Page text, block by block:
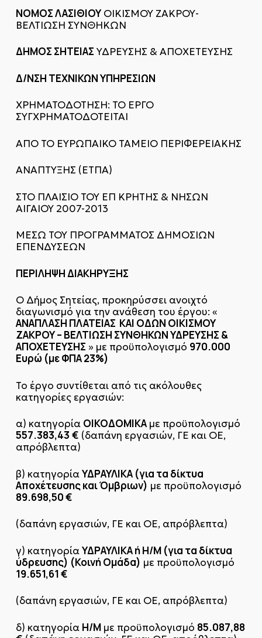
ΝΟΜΟΣ ΛΑΣΙΘΙΟΥΟΙΚΙΣΜΟΥ ΖΑΚΡΟΥ-
ΒΕΛΤΙΩΣΗ ΣΥΝΘΗΚΩΝ
ΔΗΜΟΣ ΣΗΤΕΙΑΣ ΥΔΡΕΥΣΗΣ & ΑΠΟΧΕΤΕΥΣΗΣ
Δ/ΝΣΗ ΤΕΧΝΙΚΩΝ ΥΠΗΡΕΣΙΩΝ
ΧΡΗΜΑΤΟΔΟΤΗΣΗ: ΤΟ ΕΡΓΟ
ΣΥΓΧΡΗΜΑΤΟΔΟΤΕΙΤΑΙ
ΑΠΟ ΤΟ ΕΥΡΩΠΑΙΚΟ ΤΑΜΕΙΟ ΠΕΡΙΦΕΡΕΙΑΚΗΣ
ΑΝΑΠΤΥΞΗΣ (ΕΤΠΑ)
ΣΤΟ ΠΛΑΙΣΙΟ ΤΟΥ ΕΠ ΚΡΗΤΗΣ & ΝΗΣΩΝ
ΑΙΓΑΙΟΥ 2007-2013
ΜΕΣΩ ΤΟΥ ΠΡΟΓΡΑΜΜΑΤΟΣ ΔΗΜΟΣΙΩΝ
ΕΠΕΝΔΥΣΕΩΝ
ΠΕΡΙΛΗΨΗ ΔΙΑΚΗΡΥΞΗΣ
Ο Δήμος Σητείας, προκηρύσσει ανοιχτό
διαγωνισμό για την ανάθεση του έργου: «
ΑΝΑΠΛΑΣΗ ΠΛΑΤΕΙΑΣ ΚΑΙ ΟΔΩΝ ΟΙΚΙΣΜΟΥ
ΖΑΚΡΟΥ – ΒΕΛΤΙΩΣΗ ΣΥΝΘΗΚΩΝ ΥΔΡΕΥΣΗΣ &
ΑΠΟΧΕΤΕΥΣΗΣ » με προϋπολογισμό 970.000
Ευρώ (με ΦΠΑ 23%)
Το έργο συντίθεται από τις ακόλουθες
κατηγορίες εργασιών:
α) κατηγορία ΟΙΚΟΔΟΜΙΚΑμε προϋπολογισμό
557.383,43 € (δαπάνη εργασιών, ΓΕ και ΟΕ,
απρόβλεπτα)
β) κατηγορίαΥΔΡΑΥΛΙΚΑ (για τα δίκτυα
Αποχέτευσης και Όμβριων) με προϋπολογισμό
89.698,50 €
(δαπάνη εργασιών, ΓΕ και ΟΕ, απρόβλεπτα)
γ) κατηγορίαΥΔΡΑΥΛΙΚΑ ή Η/Μ (για τα δίκτυα
ύδρευσης) (Κοινή Ομάδα) με προϋπολογισμό
19.651,61 €
(δαπάνη εργασιών, ΓΕ και ΟΕ, απρόβλεπτα)
δ) κατηγορία Η/Μμε προϋπολογισμό 85.087,88